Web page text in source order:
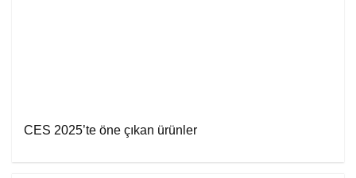
CES 2025’te öne çıkan ürünler